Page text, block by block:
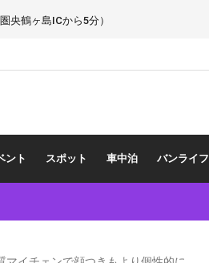
央鶴ヶ島ICから5分）
ント スポット 車中泊 バンライフ